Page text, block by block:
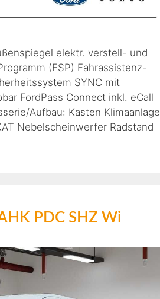
elektr. verstell- und
(ESP) Fahrassistenz-
SYNC mit
FordPass Connect inkl. eCall
Aufbau: Kasten Klimaanlage
Nebelscheinwerfer Radstand
PDC SHZ Wi